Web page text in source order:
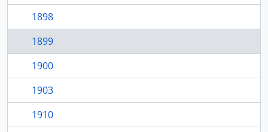
1898
1899
1900
1903
1910